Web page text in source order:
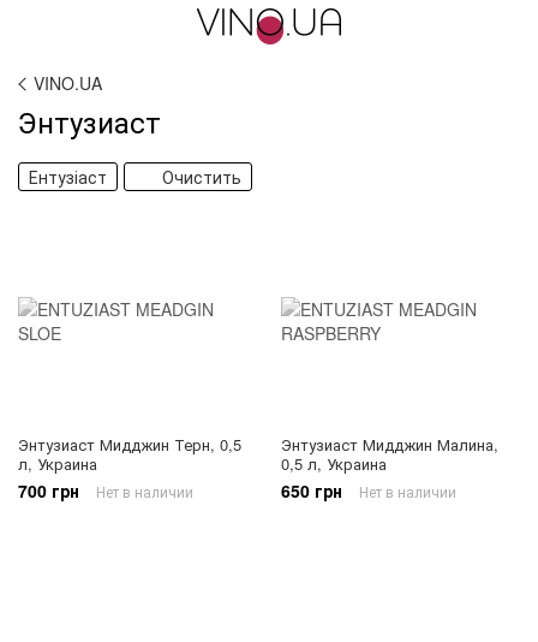
VINO.UA
Энтузиаст
Ентузіаст Очистить
Энтузиаст Мидджин Терн, 0,5
л, Украина
700 грн Нет в наличии
Энтузиаст Мидджин Малина,
0,5 л, Украина
650 грн Нет в наличии